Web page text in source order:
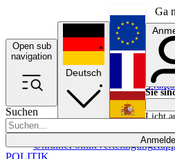
Ga
Open sub
navigation
Suchen
UkrainePolitikVerteidigung
Deutsch
English
Sie
Licht
POLITIK